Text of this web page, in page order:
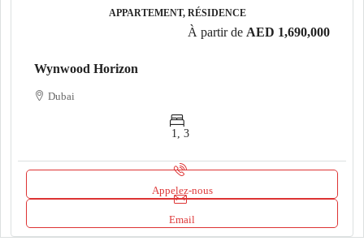
APPARTEMENT, RÉSIDENCE
À partir de AED 1,690,000
Wynwood Horizon
Dubai
1, 3
Appelez-nous
Email